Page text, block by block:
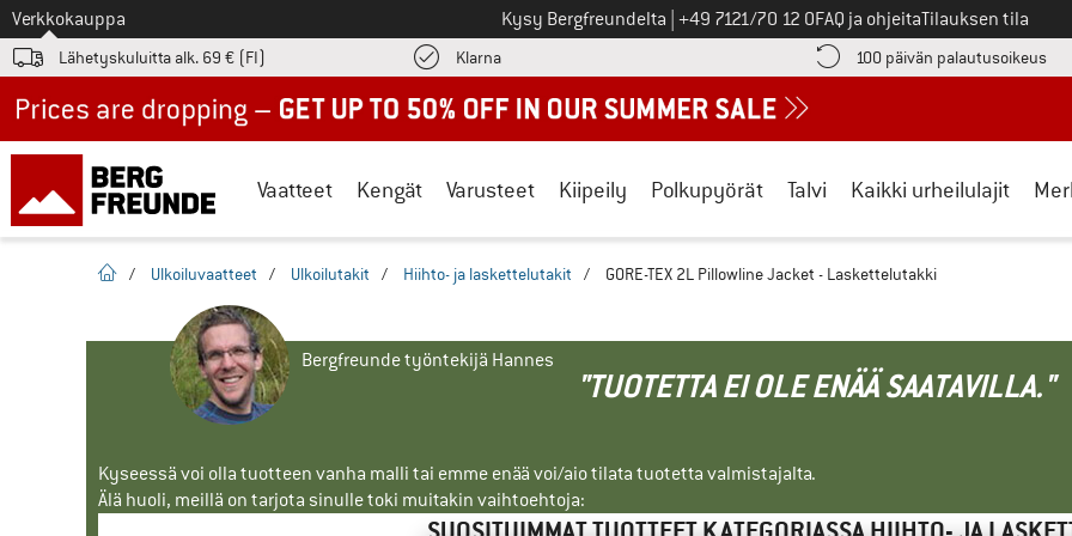
Tästä siirtyäksesi
Verkkokauppa Kysy Bergfreundelta Soita meille
+49 7121/70 12 0FAQ ja ohjeitaTilauksen tila
Lähetyskuluitta alk. 69 € (FI) KlarnaLöydä maksutiedot täältä! Avautuu tietokentässä 100 päivän palautusoikeus
Vaatteet Kengät Varusteet Kiipeily Polkupyörät Talvi Kaikki urheilulajit
Kotisivu
/ Ulkoiluvaatteet / Ulkoilutakit / Hiihto- ja laskettelutakit / GORE-TEX 2L Pillowline Jacket - Laskettelutakki
Bergfreunde työntekijä Hannes
"TUOTETTA EI OLE ENÄÄ SAATAVILLA."
Kyseessä voi olla tuotteen vanha malli tai emme enää voi/aio tilata tuotetta valmistajalta.
Älä huoli, meillä on tarjota sinulle toki muitakin vaihtoehtoja: